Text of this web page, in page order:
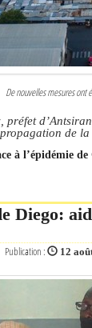
De nouvelles mesures ont
préfet
de
à l’épidémie
Diego:
Publication : 12